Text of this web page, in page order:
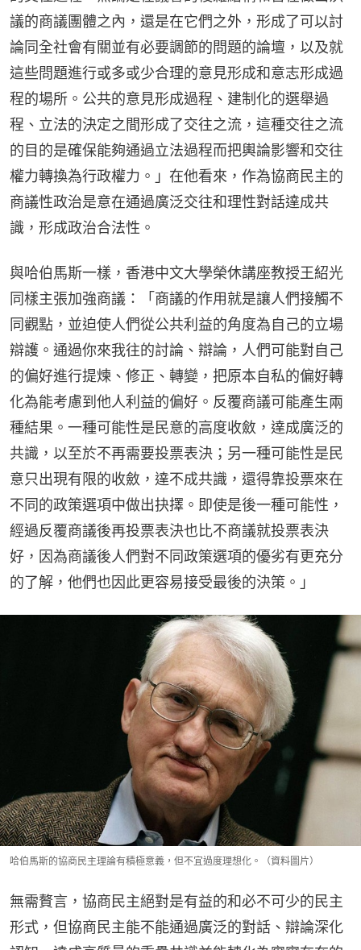
議的商議團體之內，還是在它們之外，形成了可以討
論同全社會有關並有必要調節的問題的論壇，以及就
這些問題進行或多或少合理的意見形成和意志形成過
程的場所。公共的意見形成過程、建制化的選舉過
程、立法的決定之間形成了交往之流，這種交往之流
的目的是確保能夠通過立法過程而把輿論影響和交往
權力轉換為行政權力。」在他看來，作為協商民主的
商議性政治是意在通過廣泛交往和理性對話達成共
識，形成政治合法性。
與哈伯馬斯一樣，香港中文大學榮休講座教授王紹光
同樣主張加強商議：「商議的作用就是讓人們接觸不
同觀點，並迫使人們從公共利益的角度為自己的立場
辯護。通過你來我往的討論、辯論，人們可能對自己
的偏好進行提煉、修正、轉變，把原本自私的偏好轉
化為能考慮到他人利益的偏好。反覆商議可能產生兩
種結果。一種可能性是民意的高度收斂，達成廣泛的
共識，以至於不再需要投票表決；另一種可能性是民
意只出現有限的收斂，達不成共識，還得靠投票來在
不同的政策選項中做出抉擇。即使是後一種可能性，
經過反覆商議後再投票表決也比不商議就投票表決
好，因為商議後人們對不同政策選項的優劣有更充分
的了解，他們也因此更容易接受最後的決策。」
哈伯馬斯的協商民主理論有積極意義，但不宜過度理想化。（資料圖片）
無需贅言，協商民主絕對是有益的和必不可少的民主
形式，但協商民主能不能通過廣泛的對話、辯論深化